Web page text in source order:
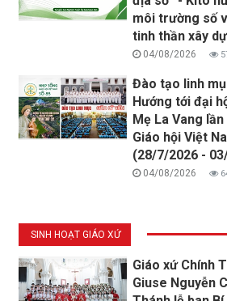
môi trường số
tinh thần xây
04/08/2026
Đào tạo linh
Hướng tới đại
Mẹ La Vang
Giáo hội Việt
(28/7/2026 -
04/08/2026
SINH HOẠT GIÁO XỨ
Giáo xứ Chính
Giuse Nguyễn